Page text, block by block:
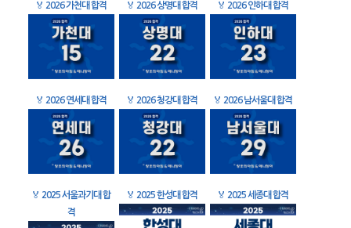
🏅 2026 가천대 합격 🏅 2026 상명대 합격 🏅 2026 인하대 합격
🏅 2026 연세대 합격 🏅 2026 청강대 합격 🏅 2026 남서울대 합격
🏅 2025 서울과기대 합
격
🏅 2025 한성대 합격 🏅 2025 세종대 합격